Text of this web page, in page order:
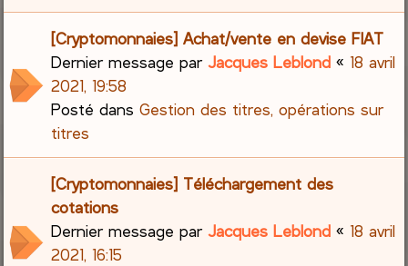
[Cryptomonnaies] Achat/vente en devise FIAT
Dernier message parJacques Leblond « 18 avril
2021, 19:58
Posté dansGestion des titres, opérations sur
titres
[Cryptomonnaies] Téléchargement des
cotations
Dernier message parJacques Leblond « 18 avril
2021, 16:15